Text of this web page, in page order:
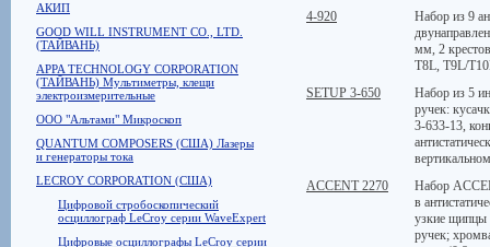
АКИП
GOOD WILL INSTRUMENT CO., LTD.
(ТАЙВАНЬ)
APPA TECHNOLOGY CORPORATION
(ТАЙВАНЬ) Мультиметры, клещи
электроизмерительные
ООО "Альтами" Микроскоп
QUANTUM COMPOSERS (США) Лазеры
и генераторы тока
LECROY CORPORATION (США)
Цифровой стробоскопический
осциллограф LeCroy серии WaveExpert
Цифровые осциллографы LeCroy серии
4-920
Набор из 9
мм, 2
Т8L, T9L/
SETUP 3-650
Набор из 5
ручек:
3-633-13,
ACCENT 2270
Набор
в
узкие щипцы
ручек;